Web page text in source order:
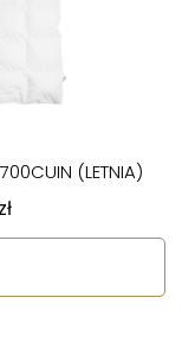
(LETNIA)
zł